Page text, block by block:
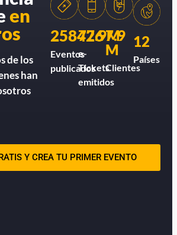
en
de los
han
258426
Eventos
publicados
77.9M
e-
Tickets
emitidos
7.9
M
Clientes
12
Países
Y CREA TU PRIMER EVENTO